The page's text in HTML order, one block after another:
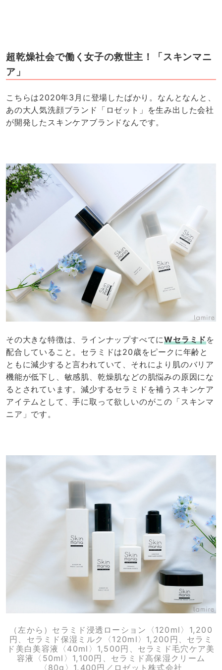
超乾燥社会で働く女子の救世主！「スキンマニ
ア」
こちらは2020年3月に登場したばかり。なんとなんと、
あの大人気洗顔ブランド「ロゼット」を生み出した会社
が開発したスキンケアブランドなんです。
その大きな特徴は、ラインナップすべてにWセラミドを
配合していること。セラミドは20歳をピークに年齢と
ともに減少すると言われていて、それにより肌のバリア
機能が低下し、敏感肌、乾燥肌などの肌悩みの原因にな
るとされています。減少するセラミドを補うスキンケア
アイテムとして、手に取って欲しいのがこの「スキンマ
ニア」です。
（左から）セラミド浸透ローション〈120ml〉1,200
円、セラミド保湿ミルク〈120ml〉1,200円、セラミ
ド美白美容液〈40ml〉1,500円、セラミド毛穴ケア美
容液〈50ml〉1,100円、セラミド高保湿クリーム
〈80g〉1,400円／ロゼット株式会社